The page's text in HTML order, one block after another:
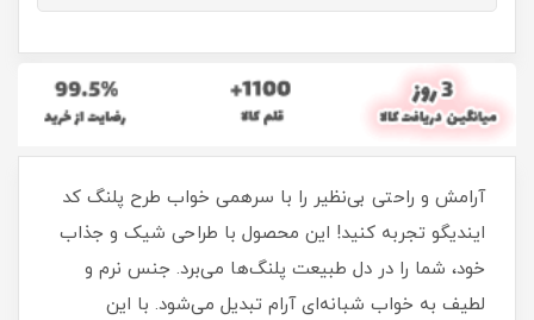
آرامش و راحتی بی‌نظیر را با سرهمی خواب طرح پلنگ کد
ایندیگو تجربه کنید! این محصول با طراحی شیک و جذاب
خود، شما را در دل طبیعت پلنگ‌ها می‌برد. جنس نرم و
لطیف به خواب شبانه‌ای آرام تبدیل می‌شود. با این